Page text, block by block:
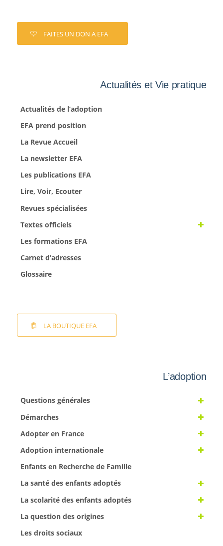
FAITES UN DON A EFA
Actualités et Vie pratique
Actualités de l’adoption
EFA prend position
La Revue Accueil
La newsletter EFA
Les publications EFA
Lire, Voir, Ecouter
Revues spécialisées
Textes officiels
Les formations EFA
Carnet d’adresses
Glossaire
LA BOUTIQUE EFA
L’adoption
Questions générales
Démarches
Adopter en France
Adoption internationale
Enfants en Recherche de Famille
La santé des enfants adoptés
La scolarité des enfants adoptés
La question des origines
Les droits sociaux